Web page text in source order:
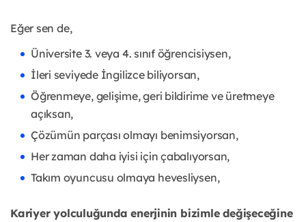
Eğer sen de,
Üniversite 3. veya 4. sınıf öğrencisiysen,
İleri seviyede İngilizce biliyorsan,
Öğrenmeye, gelişime, geri bildirime ve üretmeye
açıksan,
Çözümün parçası olmayı benimsiyorsan,
Her zaman daha iyisi için çabalıyorsan,
Takım oyuncusu olmaya hevesliysen,
Kariyer yolculuğunda enerjinin bizimle değişeceğine